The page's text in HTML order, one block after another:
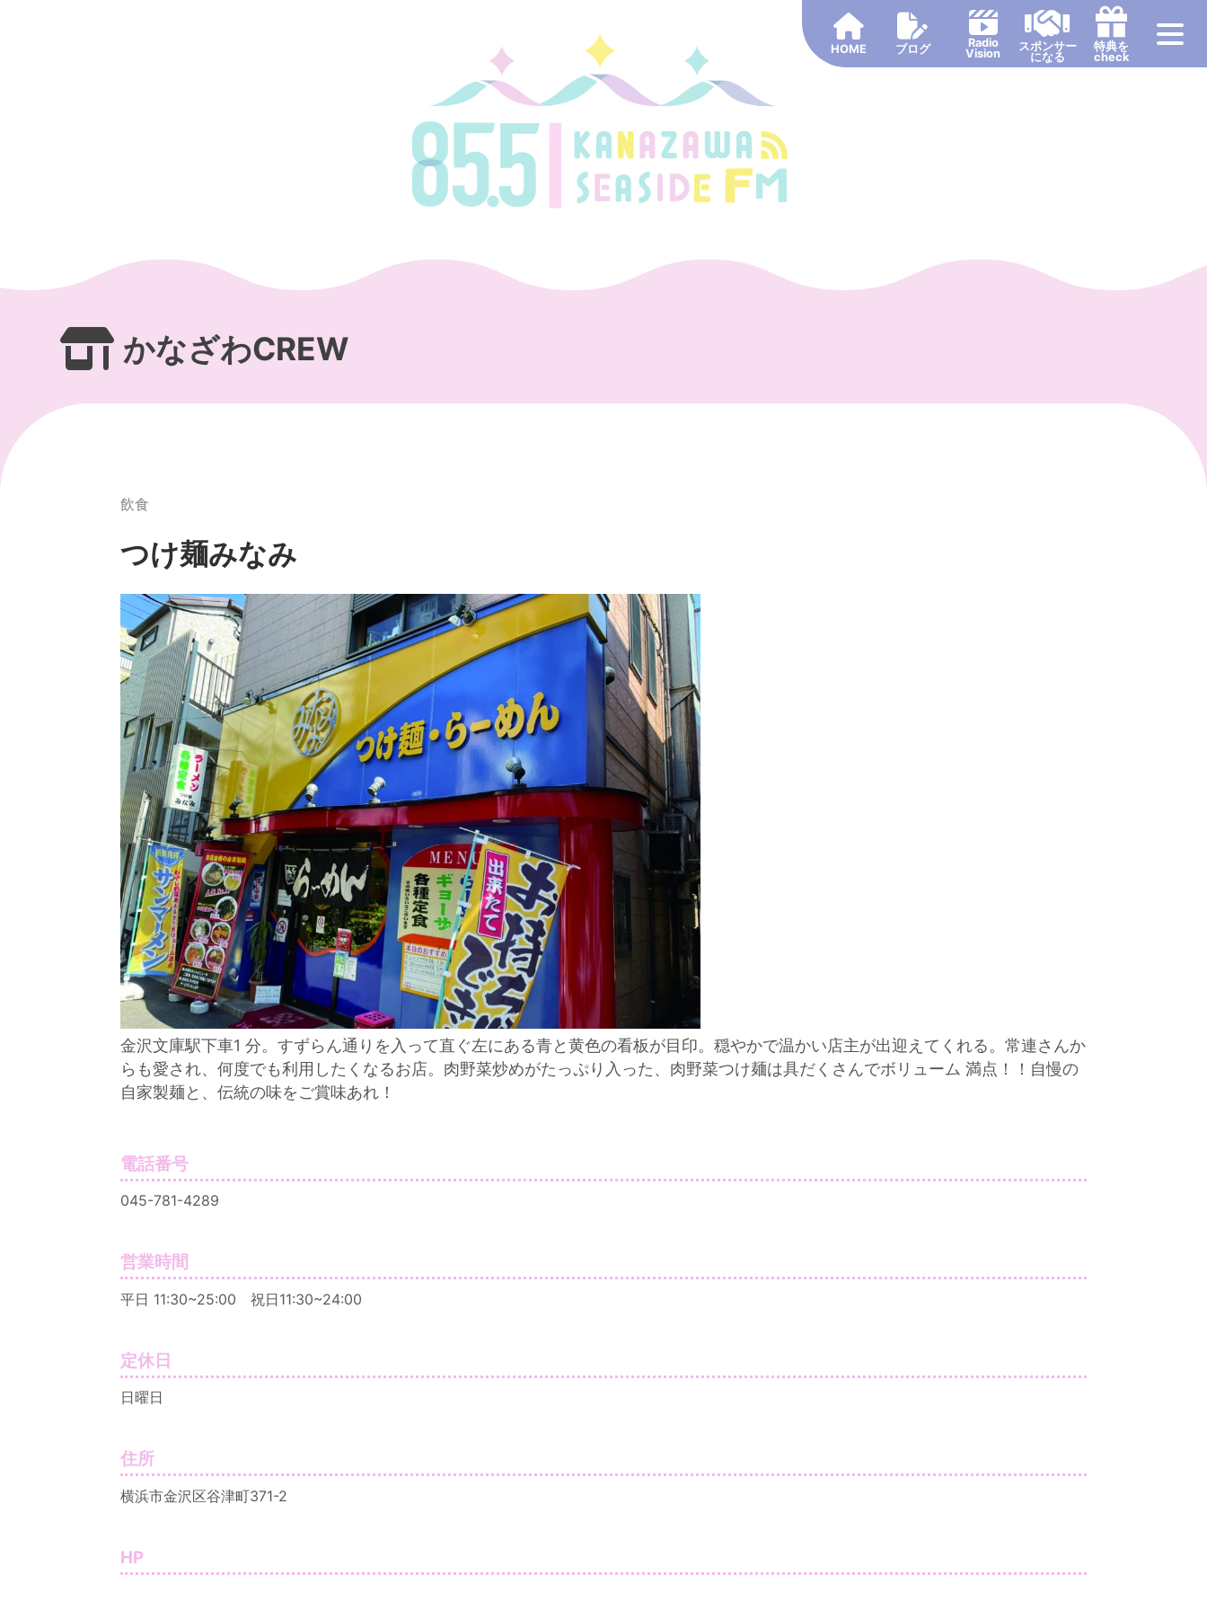
HOME ブログ
Radio
Vision
スポンサー
になる
特典を
check
かなざわCREW
飲食
つけ麺みなみ
金沢文庫駅下車1 分。すずらん通りを入って直ぐ左にある青と黄色の看板が目印。穏やかで温かい店主が出迎えてくれる。常連さんか
らも愛され、何度でも利用したくなるお店。肉野菜炒めがたっぷり入った、肉野菜つけ麺は具だくさんでボリューム 満点！！自慢の
自家製麺と、伝統の味をご賞味あれ！
電話番号
045-781-4289
営業時間
平日 11:30~25:00 祝日11:30~24:00
定休日
日曜日
住所
横浜市金沢区谷津町371-2
HP